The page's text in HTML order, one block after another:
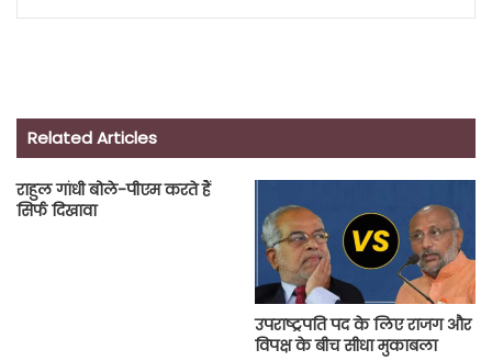
Related Articles
राहुल गांधी बोले-पीएम करते हैं
सिर्फ दिखावा
उपराष्ट्रपति पद के लिए राजग और
विपक्ष के बीच सीधा मुकाबला